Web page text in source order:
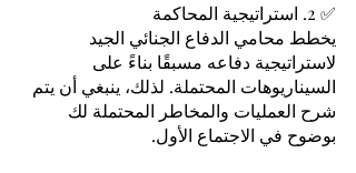
✅ 2. استراتيجية المحاكمة
يخطط محامي الدفاع الجنائي الجيد
لاستراتيجية دفاعه مسبقًا بناءً على
السيناريوهات المحتملة. لذلك، ينبغي أن يتم
شرح العمليات والمخاطر المحتملة لك
بوضوح في الاجتماع الأول.